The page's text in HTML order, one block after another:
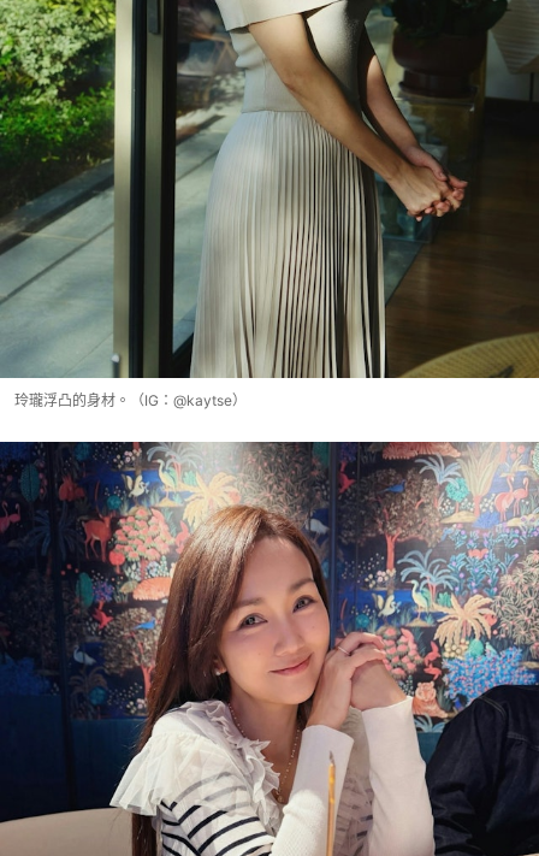
玲瓏浮凸的身材。（IG：@kaytse）